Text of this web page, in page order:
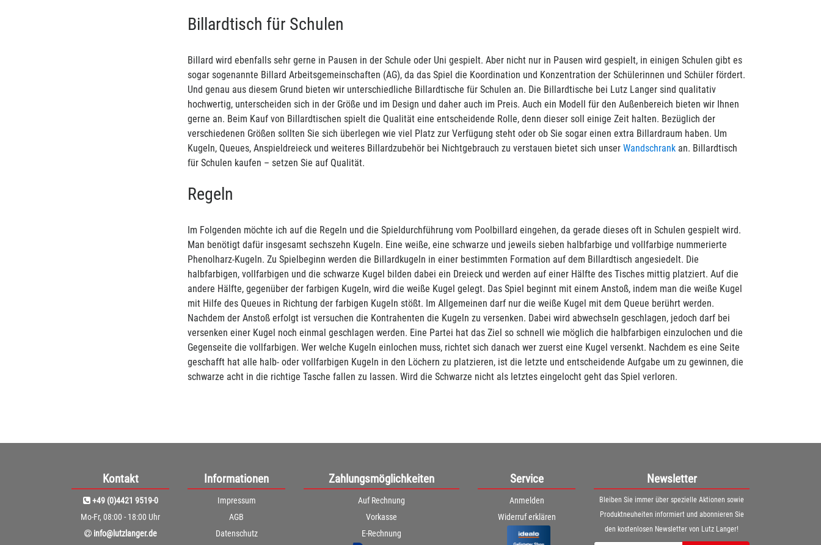
Billardtisch für Schulen
Billard wird ebenfalls sehr gerne in Pausen in der Schule oder Uni gespielt. Aber nicht nur in Pausen wird gespielt, in einigen Schulen gibt es
sogar sogenannte Billard Arbeitsgemeinschaften (AG), da das Spiel die Koordination und Konzentration der Schülerinnen und Schüler fördert.
Und genau aus diesem Grund bieten wir unterschiedliche Billardtische für Schulen an. Die Billardtische bei Lutz Langer sind qualitativ
hochwertig, unterscheiden sich in der Größe und im Design und daher auch im Preis. Auch ein Modell für den Außenbereich bieten wir Ihnen
gerne an. Beim Kauf von Billardtischen spielt die Qualität eine entscheidende Rolle, denn dieser soll einige Zeit halten. Bezüglich der
verschiedenen Größen sollten Sie sich überlegen wie viel Platz zur Verfügung steht oder ob Sie sogar einen extra Billardraum haben. Um
Kugeln, Queues, Anspieldreieck und weiteres Billardzubehör bei Nichtgebrauch zu verstauen bietet sich unser Wandschrank an. Billardtisch
für Schulen kaufen – setzen Sie auf Qualität.
Regeln
Im Folgenden möchte ich auf die Regeln und die Spieldurchführung vom Poolbillard eingehen, da gerade dieses oft in Schulen gespielt wird.
Man benötigt dafür insgesamt sechszehn Kugeln. Eine weiße, eine schwarze und jeweils sieben halbfarbige und vollfarbige nummerierte
Phenolharz-Kugeln. Zu Spielbeginn werden die Billardkugeln in einer bestimmten Formation auf dem Billardtisch angesiedelt. Die
halbfarbigen, vollfarbigen und die schwarze Kugel bilden dabei ein Dreieck und werden auf einer Hälfte des Tisches mittig platziert. Auf die
andere Hälfte, gegenüber der farbigen Kugeln, wird die weiße Kugel gelegt. Das Spiel beginnt mit einem Anstoß, indem man die weiße Kugel
mit Hilfe des Queues in Richtung der farbigen Kugeln stößt. Im Allgemeinen darf nur die weiße Kugel mit dem Queue berührt werden.
Nachdem der Anstoß erfolgt ist versuchen die Kontrahenten die Kugeln zu versenken. Dabei wird abwechseln geschlagen, jedoch darf bei
versenken einer Kugel noch einmal geschlagen werden. Eine Partei hat das Ziel so schnell wie möglich die halbfarbigen einzulochen und die
Gegenseite die vollfarbigen. Wer welche Kugeln einlochen muss, richtet sich danach wer zuerst eine Kugel versenkt. Nachdem es eine Seite
geschafft hat alle halb- oder vollfarbigen Kugeln in den Löchern zu platzieren, ist die letzte und entscheidende Aufgabe um zu gewinnen, die
schwarze acht in die richtige Tasche fallen zu lassen. Wird die Schwarze nicht als letztes eingelocht geht das Spiel verloren.
Kontakt
+49 (0)4421 9519-0
Mo-Fr, 08:00 - 18:00 Uhr
info@lutzlanger.de
Informationen
Impressum
AGB
Datenschutz
Zahlungsmöglichkeiten
Auf Rechnung
Vorkasse
E-Rechnung
Service
Anmelden
Widerruf erklären
Newsletter
Bleiben Sie immer über spezielle Aktionen sowie
Produktneuheiten informiert und abonnieren Sie
den kostenlosen Newsletter von Lutz Langer!